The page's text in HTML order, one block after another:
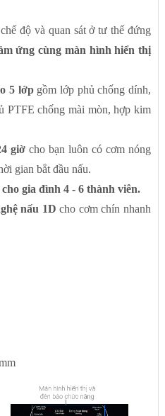
độ và quan sát ở tư thế đứng
ứng cùng màn hình hiển thị
5 lớpgồm lớp phủ chống dính,
PTFE chống mài mòn, hợp kim
giờcho bạn luôn có cơm nóng
gian bắt đầu nấu.
gia đình 4 - 6 thành viên.
nấu 1D cho cơm chín nhanh